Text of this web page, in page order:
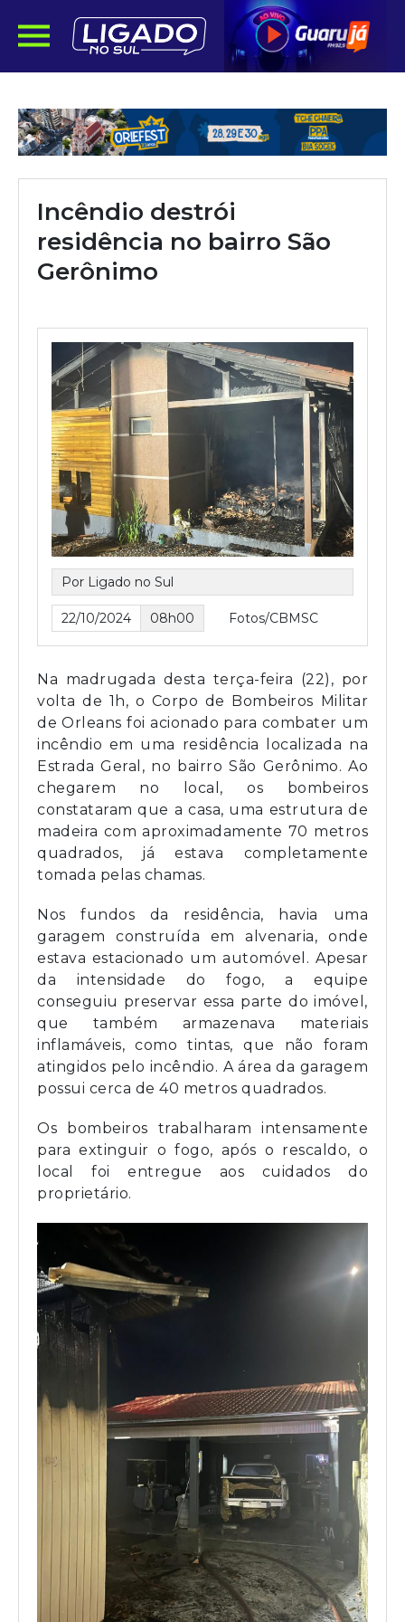
Incêndio destrói
residência no bairro São
Gerônimo
Por Ligado no Sul
22/10/2024 08h00 Fotos/CBMSC
Na madrugada desta terça-feira (22), por
volta de 1h, o Corpo de Bombeiros Militar
de Orleans foi acionado para combater um
incêndio em uma residência localizada na
Estrada Geral, no bairro São Gerônimo. Ao
chegarem no local, os bombeiros
constataram que a casa, uma estrutura de
madeira com aproximadamente 70 metros
quadrados, já estava completamente
tomada pelas chamas.
Nos fundos da residência, havia uma
garagem construída em alvenaria, onde
estava estacionado um automóvel. Apesar
da intensidade do fogo, a equipe
conseguiu preservar essa parte do imóvel,
que também armazenava materiais
inflamáveis, como tintas, que não foram
atingidos pelo incêndio. A área da garagem
possui cerca de 40 metros quadrados.
Os bombeiros trabalharam intensamente
para extinguir o fogo, após o rescaldo, o
local foi entregue aos cuidados do
proprietário.